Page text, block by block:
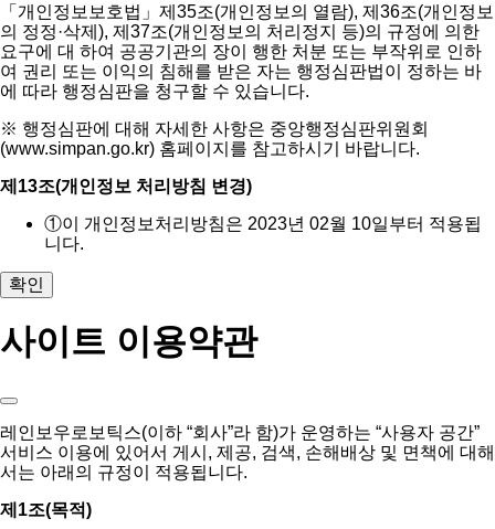
「개인정보보호법」제35조(개인정보의 열람), 제36조(개인정보
의 정정·삭제), 제37조(개인정보의 처리정지 등)의 규정에 의한
요구에 대 하여 공공기관의 장이 행한 처분 또는 부작위로 인하
여 권리 또는 이익의 침해를 받은 자는 행정심판법이 정하는 바
에 따라 행정심판을 청구할 수 있습니다.
※ 행정심판에 대해 자세한 사항은 중앙행정심판위원회
(www.simpan.go.kr) 홈페이지를 참고하시기 바랍니다.
제13조(개인정보 처리방침 변경)
①이 개인정보처리방침은 2023년 02월 10일부터 적용됩
니다.
확인
사이트 이용약관
레인보우로보틱스(이하 “회사”라 함)가 운영하는 “사용자 공간”
서비스 이용에 있어서 게시, 제공, 검색, 손해배상 및 면책에 대해
서는 아래의 규정이 적용됩니다.
제1조(목적)